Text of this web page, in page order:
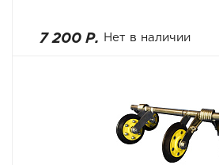
7 200 Р. Нет в наличии